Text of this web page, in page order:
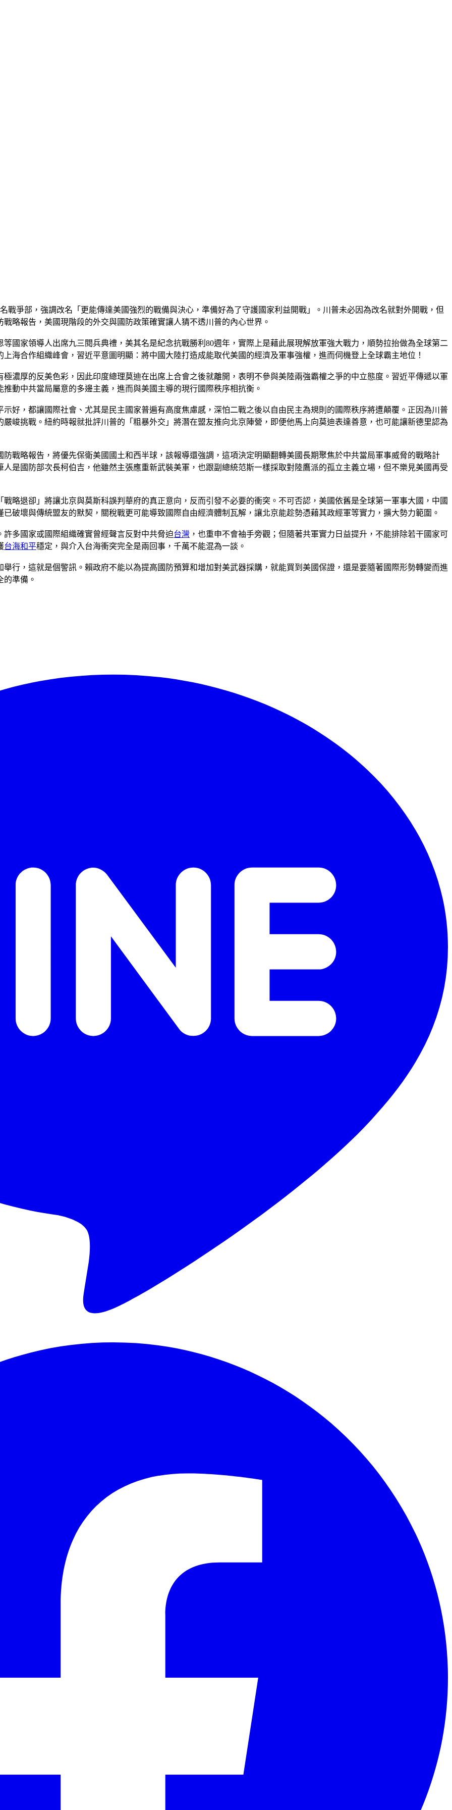
戰爭部，強調改名「更能傳達美國強烈的戰備與決心，準備好為了守護國家利益開戰」。川普未必因為改名就對外開戰，但
略報告，美國現階段的外交與國防政策確實讓人猜不透川普的內心世界。
國家領導人出席九三閱兵典禮，美其名是紀念抗戰勝利80週年，實際上是藉此展現解放軍強大戰力，順勢拉抬做為全球第二
海合作組織峰會，習近平意圖明顯：將中國大陸打造成能取代美國的經濟及軍事強權，進而伺機登上全球霸主地位！
濃厚的反美色彩，因此印度總理莫迪在出席上合會之後就離開，表明不參與美陸兩強霸權之爭的中立態度。習近平傳遞以軍
動中共當局屬意的多邊主義，進而與美國主導的現行國際秩序相抗衡。
好，都讓國際社會、尤其是民主國家普遍有高度焦慮感，深怕二戰之後以自由民主為規則的國際秩序將遭顛覆。正因為川普
峻挑戰。紐約時報就批評川普的「粗暴外交」將潛在盟友推向北京陣營，即便他馬上向莫迪表達善意，也可能讓新德里認為
戰略報告，將優先保衛美國國土和西半球，該報導還強調，這項決定明顯翻轉美國長期聚焦於中共當局軍事威脅的戰略計
是國防部次長柯伯吉，他雖然主張應重新武裝美軍，也跟副總統范斯一樣採取對陸鷹派的孤立主義立場，但不樂見美國再受
略退卻」將讓北京與莫斯科誤判華府的真正意向，反而引發不必要的衝突。不可否認，美國依舊是全球第一軍事大國，中國
破壞與傳統盟友的默契，關稅戰更可能導致國際自由經濟體制瓦解，讓北京能趁勢憑藉其政經軍等實力，擴大勢力範圍。
多國家或國際組織確實曾經聲言反對中共脅迫台灣 ，也重申不會袖手旁觀；但隨著共軍實力日益提升，不能排除若干國家可
台海和平穩定，與介入台海衝突完全是兩回事，千萬不能混為一談。
行，這就是個警訊。賴政府不能以為提高國防預算和增加對美武器採購，就能買到美國保證，還是要隨著國際形勢轉變而進
準備。